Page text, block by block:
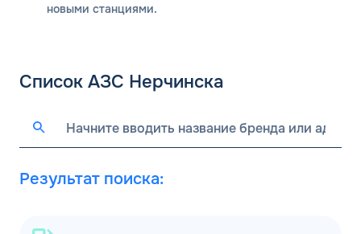
новыми станциями.
Список АЗС Нерчинска
Результат поиска: